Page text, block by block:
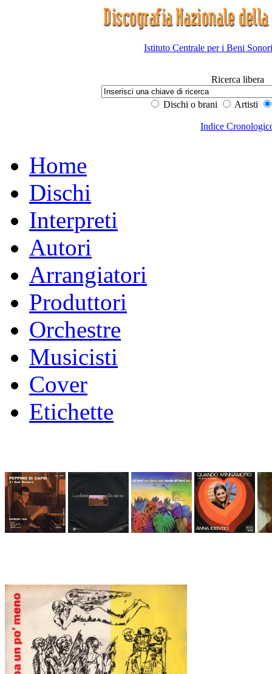
Istituto Centrale per i Beni
Ricerca libera
Dischi o brani Artisti
Indice
Home
Dischi
Interpreti
Autori
Arrangiatori
Produttori
Orchestre
Musicisti
Cover
Etichette